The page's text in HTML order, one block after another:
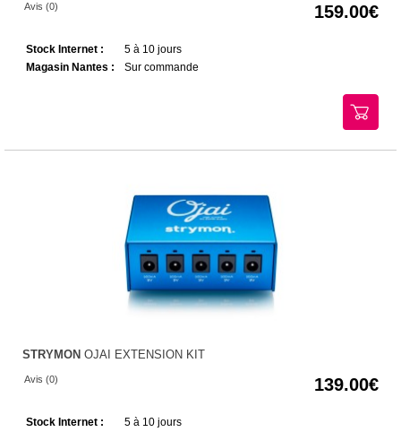
Avis (0) 159.00
Stock Internet :
5 à 10 jours
Magasin Nantes :
Sur commande
STRYMON OJAI EXTENSION KIT
Avis (0) 139.00
Stock Internet :
5 à 10 jours